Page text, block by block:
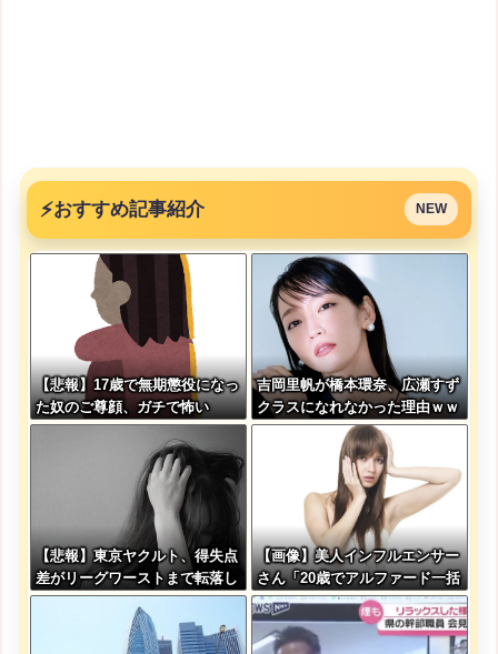
⚡おすすめ記事紹介 NEW
【悲報】17歳で無期懲役になっ
た奴のご尊顔、ガチで怖い
吉岡里帆が橋本環奈、広瀬すず
クラスになれなかった理由ｗｗ
ｗｗｗｗ
【悲報】東京ヤクルト、得失点
差がリーグワーストまで転落し
てしまう
【画像】美人インフルエンサー
さん「20歳でアルファード一括
で買えちゃう私って素敵」←こ
れってガチなん？それともネタ
なん？w w w w w w w w w